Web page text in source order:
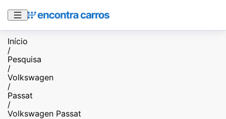
Início
/
Pesquisa
/
Volkswagen
/
Passat
/
Volkswagen Passat